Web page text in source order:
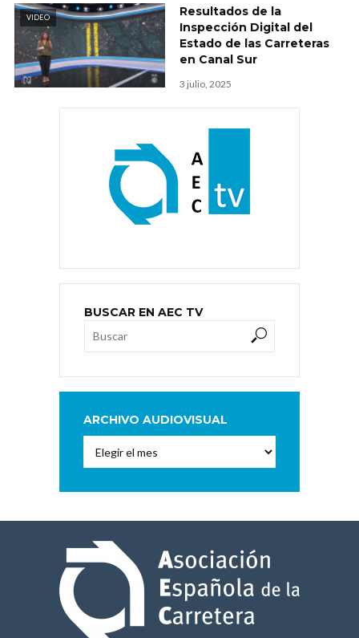
VIDEO
Resultados de la
Inspección Digital del
Estado de las Carreteras
en Canal Sur
3 julio, 2025
BUSCAR EN AEC TV
ARCHIVO AUDIOVISUAL
Audiovisual